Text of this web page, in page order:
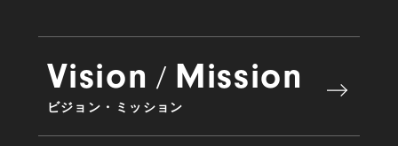
Vision / Mission
ビジョン・ミッション